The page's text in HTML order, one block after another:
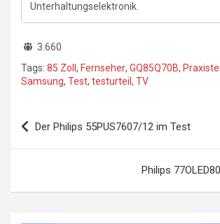
Unterhaltungselektronik.
3.660
Tags: 85 Zoll , Fernseher, GQ85Q70B,
Samsung, Test, testurteil , TV
Beitragsnavigation
Der Philips 55PUS7607/12 im Test
Philips